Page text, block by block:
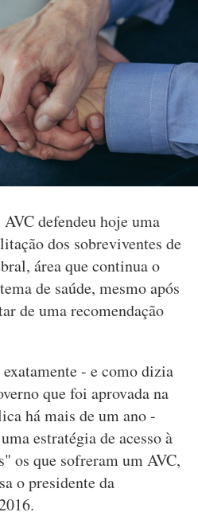
defendeu hoje uma
dos sobreviventes de
área que continua o
de saúde, mesmo após
de uma recomendação
- e como dizia
que foi aprovada na
há mais de um ano -
estratégia de acesso à
os que sofreram um AVC,
o presidente da